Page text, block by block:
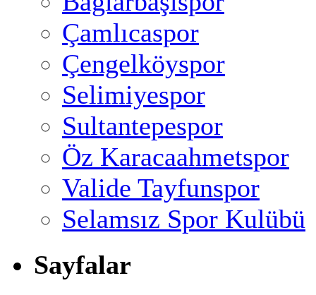
Çamlıcaspor
Çengelköyspor
Selimiyespor
Sultantepespor
Öz Karacaahmetspor
Valide Tayfunspor
Selamsız Spor Kulübü
Sayfalar